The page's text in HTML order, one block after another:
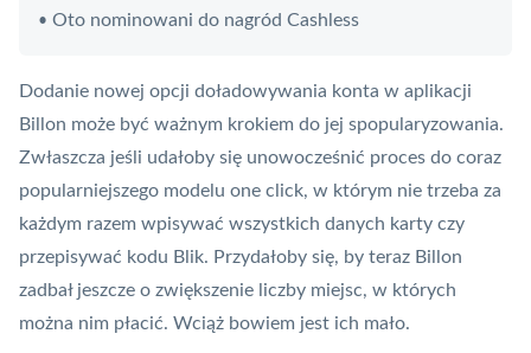
• Oto nominowani do nagród Cashless
Dodanie nowej opcji doładowywania konta w aplikacji
Billon może być ważnym krokiem do jej spopularyzowania.
Zwłaszcza jeśli udałoby się unowocześnić proces do coraz
popularniejszego modelu one click, w którym nie trzeba za
każdym razem wpisywać wszystkich danych karty czy
przepisywać kodu Blik. Przydałoby się, by teraz Billon
zadbał jeszcze o zwiększenie liczby miejsc, w których
można nim płacić. Wciąż bowiem jest ich mało.